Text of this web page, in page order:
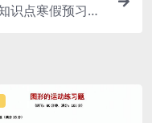
识点寒假预习同